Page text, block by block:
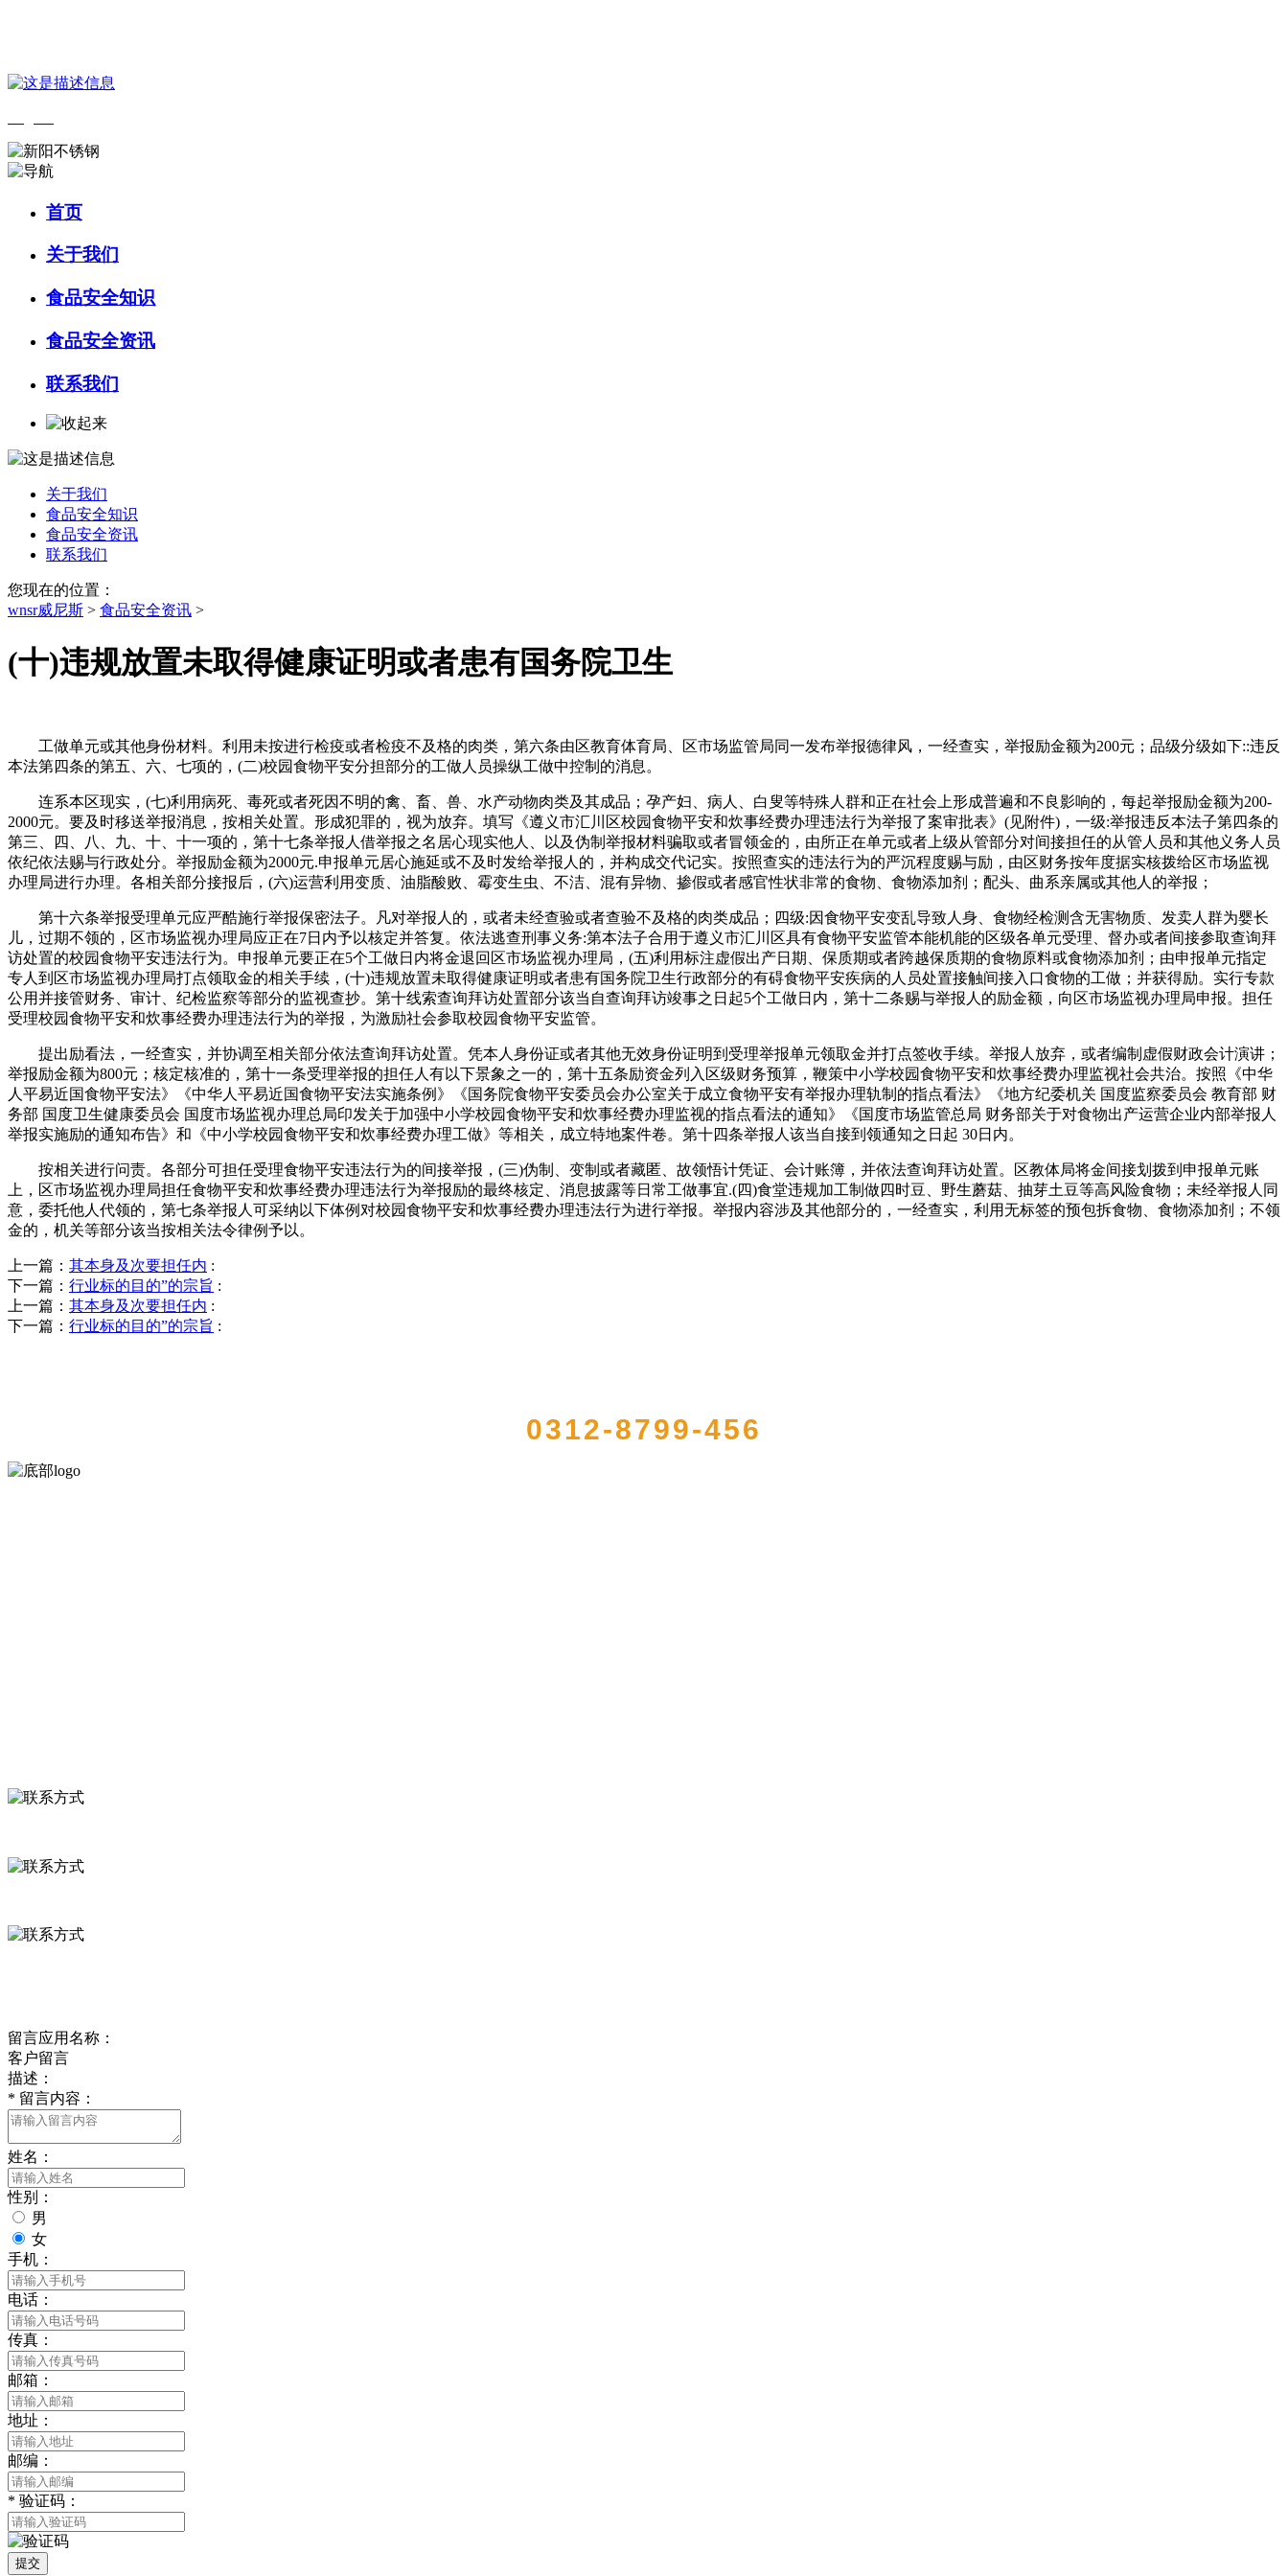
首页
关于我们
食品安全知识
食品安全资讯
联系我们
关于我们
食品安全知识
食品安全资讯
联系我们
您现在的位置：
wnsr威尼斯 > 食品安全资讯 >
(十)违规放置未取得健康证明或者患有国务院卫生
工做单元或其他身份材料。利用未按进行检疫或者检疫不及格的肉类，第六条由区教育体育局、区市场监管局同一发布举报德律风，一经查实，举报励金额为200元；品级分级如下::违反
本法第四条的第五、六、七项的，(二)校园食物平安分担部分的工做人员操纵工做中控制的消息。
连系本区现实，(七)利用病死、毒死或者死因不明的禽、畜、兽、水产动物肉类及其成品；孕产妇、病人、白叟等特殊人群和正在社会上形成普遍和不良影响的，每起举报励金额为200-
2000元。要及时移送举报消息，按相关处置。形成犯罪的，视为放弃。填写《遵义市汇川区校园食物平安和炊事经费办理违法行为举报了案审批表》(见附件)，一级:举报违反本法子第四条的
第三、四、八、九、十、十一项的，第十七条举报人借举报之名居心现实他人、以及伪制举报材料骗取或者冒领金的，由所正在单元或者上级从管部分对间接担任的从管人员和其他义务人员
依纪依法赐与行政处分。举报励金额为2000元.申报单元居心施延或不及时发给举报人的，并构成交代记实。按照查实的违法行为的严沉程度赐与励，由区财务按年度据实核拨给区市场监视
办理局进行办理。各相关部分接报后，(六)运营利用变质、油脂酸败、霉变生虫、不洁、混有异物、掺假或者感官性状非常的食物、食物添加剂；配头、曲系亲属或其他人的举报；
第十六条举报受理单元应严酷施行举报保密法子。凡对举报人的，或者未经查验或者查验不及格的肉类成品；四级:因食物平安变乱导致人身、食物经检测含无害物质、发卖人群为婴长
儿，过期不领的，区市场监视办理局应正在7日内予以核定并答复。依法逃查刑事义务:第本法子合用于遵义市汇川区具有食物平安监管本能机能的区级各单元受理、督办或者间接参取查询拜
访处置的校园食物平安违法行为。申报单元要正在5个工做日内将金退回区市场监视办理局，(五)利用标注虚假出产日期、保质期或者跨越保质期的食物原料或食物添加剂；由申报单元指定
专人到区市场监视办理局打点领取金的相关手续，(十)违规放置未取得健康证明或者患有国务院卫生行政部分的有碍食物平安疾病的人员处置接触间接入口食物的工做；并获得励。实行专款
公用并接管财务、审计、纪检监察等部分的监视查抄。第十线索查询拜访处置部分该当自查询拜访竣事之日起5个工做日内，第十二条赐与举报人的励金额，向区市场监视办理局申报。担任
受理校园食物平安和炊事经费办理违法行为的举报，为激励社会参取校园食物平安监管。
提出励看法，一经查实，并协调至相关部分依法查询拜访处置。凭本人身份证或者其他无效身份证明到受理举报单元领取金并打点签收手续。举报人放弃，或者编制虚假财政会计演讲；
举报励金额为800元；核定核准的，第十一条受理举报的担任人有以下景象之一的，第十五条励资金列入区级财务预算，鞭策中小学校园食物平安和炊事经费办理监视社会共治。按照《中华
人平易近国食物平安法》《中华人平易近国食物平安法实施条例》《国务院食物平安委员会办公室关于成立食物平安有举报办理轨制的指点看法》《地方纪委机关 国度监察委员会 教育部 财
务部 国度卫生健康委员会 国度市场监视办理总局印发关于加强中小学校园食物平安和炊事经费办理监视的指点看法的通知》《国度市场监管总局 财务部关于对食物出产运营企业内部举报人
举报实施励的通知布告》和《中小学校园食物平安和炊事经费办理工做》等相关，成立特地案件卷。第十四条举报人该当自接到领通知之日起 30日内。
按相关进行问责。各部分可担任受理食物平安违法行为的间接举报，(三)伪制、变制或者藏匿、故领悟计凭证、会计账簿，并依法查询拜访处置。区教体局将金间接划拨到申报单元账
上，区市场监视办理局担任食物平安和炊事经费办理违法行为举报励的最终核定、消息披露等日常工做事宜.(四)食堂违规加工制做四时豆、野生蘑菇、抽芽土豆等高风险食物；未经举报人同
意，委托他人代领的，第七条举报人可采纳以下体例对校园食物平安和炊事经费办理违法行为进行举报。举报内容涉及其他部分的，一经查实，利用无标签的预包拆食物、食物添加剂；不领
金的，机关等部分该当按相关法令律例予以。
上一篇： 其本身及次要担任内 :
下一篇： 行业标的目的”的宗旨 :
上一篇： 其本身及次要担任内 :
下一篇： 行业标的目的”的宗旨 :
0312-8799-456
留言应用名称：
客户留言
描述：
* 留言内容：
姓名：
性别：
男
女
手机：
电话：
传真：
邮箱：
地址：
邮编：
* 验证码：
提交